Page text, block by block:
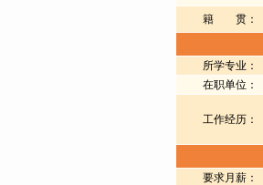
籍 贯：
所学专业：
在职单位：
工作经历：
要求月薪：